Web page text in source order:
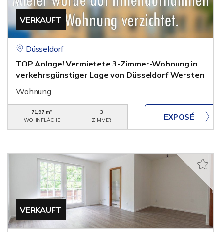
VERKAUFT
Düsseldorf
TOP Anlage! Vermietete 3-Zimmer-Wohnung in
verkehrsgünstiger Lage von Düsseldorf Wersten
Wohnung
71,97 m²
WOHNFLÄCHE
3
ZIMMER
VERKAUFT